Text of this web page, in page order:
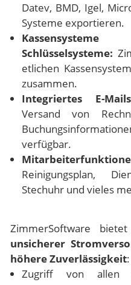
Datev, BMD, Igel,
Systeme exportieren.
Schlüsselsysteme:
etlichen
zusammen.
Integriertes E-
Versand von
verfügbar.
Reinigungsplan,
Stechuhr und vieles
ZimmerSoftware
unsicherer
höhere Zuverlässigkeit:
Zugriff von allen